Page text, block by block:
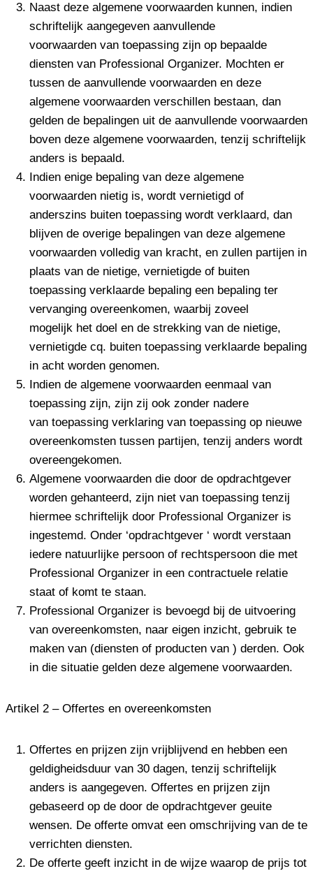
Naast deze algemene voorwaarden kunnen, indien
schriftelijk aangegeven aanvullende
voorwaarden van toepassing zijn op bepaalde
diensten van Professional Organizer. Mochten er
tussen de aanvullende voorwaarden en deze
algemene voorwaarden verschillen bestaan, dan
gelden de bepalingen uit de aanvullende voorwaarden
boven deze algemene voorwaarden, tenzij schriftelijk
anders is bepaald.
Indien enige bepaling van deze algemene
voorwaarden nietig is, wordt vernietigd of
anderszins buiten toepassing wordt verklaard, dan
blijven de overige bepalingen van deze algemene
voorwaarden volledig van kracht, en zullen partijen in
plaats van de nietige, vernietigde of buiten
toepassing verklaarde bepaling een bepaling ter
vervanging overeenkomen, waarbij zoveel
mogelijk het doel en de strekking van de nietige,
vernietigde cq. buiten toepassing verklaarde bepaling
in acht worden genomen.
Indien de algemene voorwaarden eenmaal van
toepassing zijn, zijn zij ook zonder nadere
van toepassing verklaring van toepassing op nieuwe
overeenkomsten tussen partijen, tenzij anders wordt
overeengekomen.
Algemene voorwaarden die door de opdrachtgever
worden gehanteerd, zijn niet van toepassing tenzij
hiermee schriftelijk door Professional Organizer is
ingestemd. Onder ‘opdrachtgever ‘ wordt verstaan
iedere natuurlijke persoon of rechtspersoon die met
Professional Organizer in een contractuele relatie
staat of komt te staan.
Professional Organizer is bevoegd bij de uitvoering
van overeenkomsten, naar eigen inzicht, gebruik te
maken van (diensten of producten van ) derden. Ook
in die situatie gelden deze algemene voorwaarden.
Artikel 2 – Offertes en overeenkomsten
Offertes en prijzen zijn vrijblijvend en hebben een
geldigheidsduur van 30 dagen, tenzij schriftelijk
anders is aangegeven. Offertes en prijzen zijn
gebaseerd op de door de opdrachtgever geuite
wensen. De offerte omvat een omschrijving van de te
verrichten diensten.
De offerte geeft inzicht in de wijze waarop de prijs tot